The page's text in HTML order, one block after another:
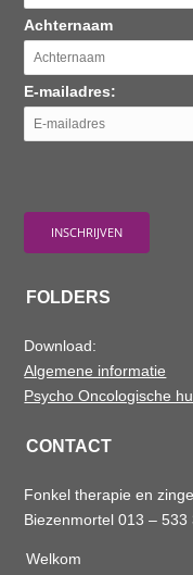
Achternaam
E-mailadres:
FOLDERS
Download:
Algemene informatie
Psycho Oncologische
CONTACT
Fonkel therapie en
Biezenmortel 013 – 533
Welkom